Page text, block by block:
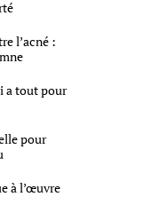
l’acné :
a tout pour
pour
à l’œuvre